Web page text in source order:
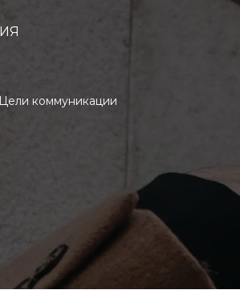
Цели коммуникации